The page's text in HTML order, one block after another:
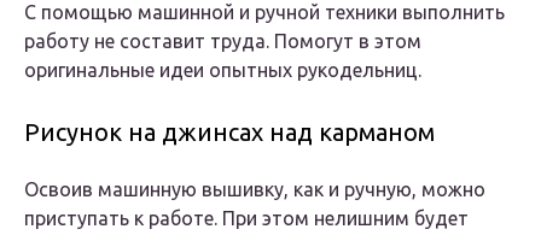
С помощью машинной и ручной техники выполнить
работу не составит труда. Помогут в этом
оригинальные идеи опытных рукодельниц.
Рисунок на джинсах над карманом
Освоив машинную вышивку, как и ручную, можно
приступать к работе. При этом нелишним будет